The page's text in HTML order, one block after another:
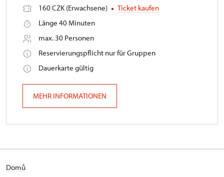
160 CZK (Erwachsene)
Ticket kaufen
Länge 40 Minuten
max. 30 Personen
Reservierungspflicht nur für Gruppen
Dauerkarte gültig
MEHR INFORMATIONEN
Domů